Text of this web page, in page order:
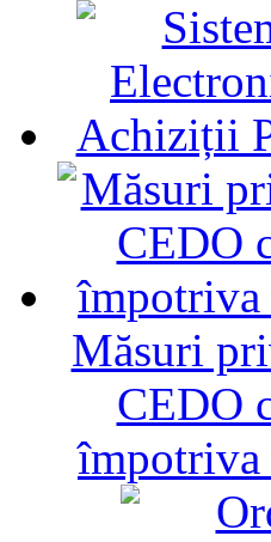
Măsuri
CEDO